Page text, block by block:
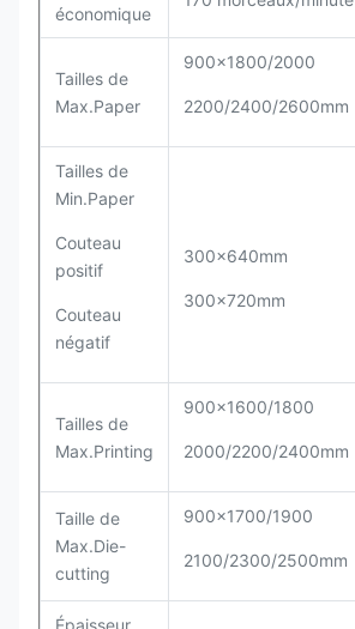
économique
Tailles de
Max.Paper
900x1800/2000
2200/2400/2600mm
Tailles de
Min.Paper
Couteau
positif
Couteau
négatif
300x640mm
300x720mm
Tailles de
Max.Printing
900x1600/1800
2000/2200/2400mm
Taille de
Max.Die-
cutting
900x1700/1900
2100/2300/2500mm
Épaisseur